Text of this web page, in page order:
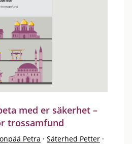
med er säkerhet –
trossamfund
Petra · Säterhed Petter ·